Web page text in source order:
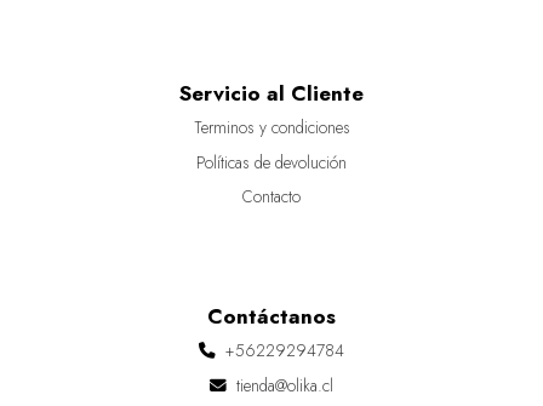
Servicio al Cliente
Terminos y condiciones
Políticas de devolución
Contacto
Contáctanos
+56229294784
tienda@olika.cl